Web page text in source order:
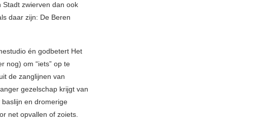
zwierven dan ook
daar zijn: De Beren
én godbetert Het
nog) om “iets” op te
de zanglijnen van
gezelschap krijgt van
en dromerige
net opvallen of zoiets.